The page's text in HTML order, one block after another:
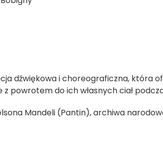
dźwiękowa i choreograficzna, która
powrotem do ich własnych ciał
Mandeli (Pantin), archiwa